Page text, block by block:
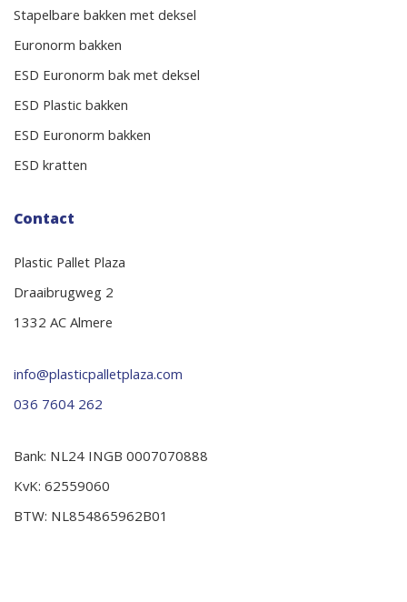
Stapelbare bakken met deksel
Euronorm bakken
ESD Euronorm bak met deksel
ESD Plastic bakken
ESD Euronorm bakken
ESD kratten
Contact
Plastic Pallet Plaza
Draaibrugweg 2
1332 AC Almere
info@plasticpalletplaza.com
036 7604 262
Bank: NL24 INGB 0007070888
KvK: 62559060
BTW: NL854865962B01